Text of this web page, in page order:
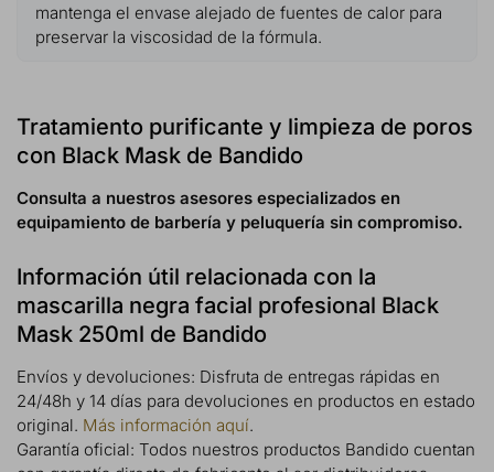
mantenga el envase alejado de fuentes de calor para
preservar la viscosidad de la fórmula.
Tratamiento purificante y limpieza de poros
con Black Mask de Bandido
Consulta a nuestros asesores especializados en
equipamiento de barbería y peluquería sin compromiso.
Información útil relacionada con la
mascarilla negra facial profesional Black
Mask 250ml de Bandido
Envíos y devoluciones: Disfruta de entregas rápidas en
24/48h y 14 días para devoluciones en productos en estado
original. Más información aquí.
Garantía oficial: Todos nuestros productos Bandido cuentan